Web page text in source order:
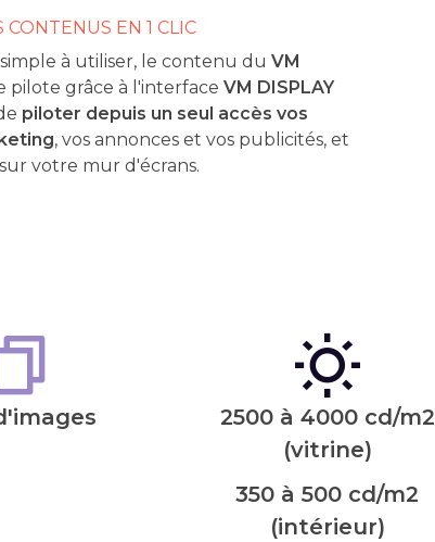
CONTENUS EN 1 CLIC
à utiliser, le contenu du VM
pilote grâce à l'interface VM DISPLAY
piloter depuis un seul accès vos
, vos annonces et vos publicités, et
votre mur d'écrans.
2500 à 4000 cd/m2
(vitrine)
350 à 500 cd/m2
(intérieur)